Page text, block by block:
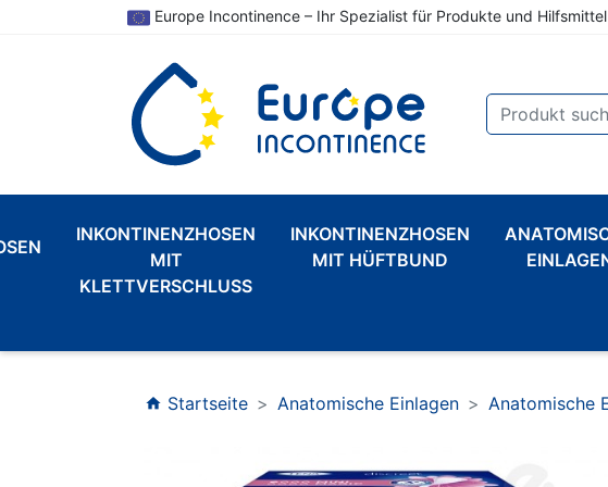
Europe Incontinence – Ihr Spezialist für Produkte und
INKONTINENZHOSEN
MIT
KLETTVERSCHLUSS
INKONTINENZHOSEN
MIT HÜFTBUND
home Startseite Anatomische Einlagen Anatomische